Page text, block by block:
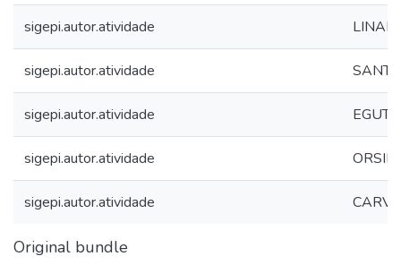
sigepi.autor.atividade
sigepi.autor.atividade
sigepi.autor.atividade
sigepi.autor.atividade
sigepi.autor.atividade
Original bundle